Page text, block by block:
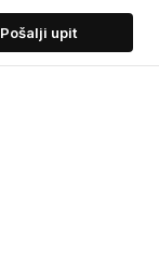
Pošalji upit